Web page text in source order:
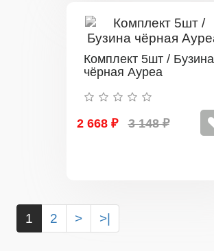
Комплект 5шт / Бузина
чёрная Ауреа
2 668 ₽ 3 148 ₽
1 2 > >|